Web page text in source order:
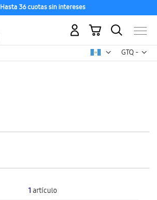
Hasta 36 cuotas sin intereses
GTQ -
quetzal
Mi carrito
1artículo